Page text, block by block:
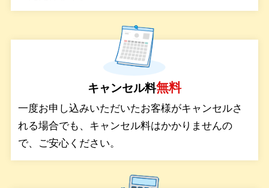
お客様の声
キャンセル料無料
一度お申し込みいただいたお客様がキャンセルさ
れる場合でも、キャンセル料はかかりませんの
で、ご安心ください。